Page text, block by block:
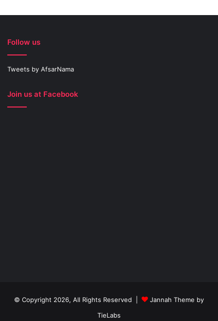
Follow us
Tweets by AfsarNama
Join us at Facebook
© Copyright 2026, All Rights Reserved |
Jannah Theme by
TieLabs